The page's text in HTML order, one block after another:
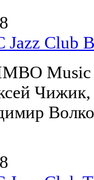
Music
Чижик,